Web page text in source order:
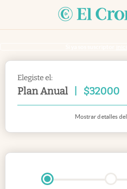
Elegiste el:
Plan Anual $32000
Mostrar detalles